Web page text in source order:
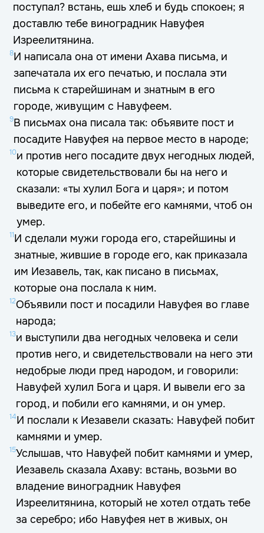
поступал? встань, ешь хлеб и будь спокоен; я
доставлю тебе виноградник Навуфея
Изреелитянина.
8И написала она от имени Ахава письма, и
запечатала их его печатью, и послала эти
письма к старейшинам и знатным в его
городе, живущим с Навуфеем.
9В письмах она писала так: объявите пост и
посадите Навуфея на первое место в народе;
10и против него посадите двух негодных людей,
которые свидетельствовали бы на него и
сказали: «ты хулил Бога и царя»; и потом
выведите его, и побейте его камнями, чтоб он
умер.
11И сделали мужи города его, старейшины и
знатные, жившие в городе его, как приказала
им Иезавель, так, как писано в письмах,
которые она послала к ним.
12Объявили пост и посадили Навуфея во главе
народа;
13и выступили два негодных человека и сели
против него, и свидетельствовали на него эти
недобрые люди пред народом, и говорили:
Навуфей хулил Бога и царя. И вывели его за
город, и побили его камнями, и он умер.
14И послали к Иезавели сказать: Навуфей побит
камнями и умер.
15Услышав, что Навуфей побит камнями и умер,
Иезавель сказала Ахаву: встань, возьми во
владение виноградник Навуфея
Изреелитянина, который не хотел отдать тебе
за серебро; ибо Навуфея нет в живых, он